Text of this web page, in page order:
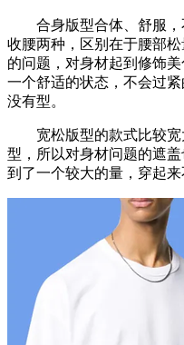
合身版型合体、舒服，
收腰两种，区别在于腰部
的问题，对身材起到修饰
一个舒适的状态，不会过
没有型。
宽松版型的款式比较宽
型，所以对身材问题的遮
到了一个较大的量，穿起来